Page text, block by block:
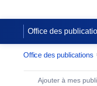
Office des
Office des publications
Publication
Ajouter à mes